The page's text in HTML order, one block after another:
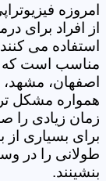
امروزه
از افراد برای
استفاده می
مناسب است که
اصفهان،
همواره مشکل
زمان زیادی را
برای بسیاری
طولانی را در
بنشینند.